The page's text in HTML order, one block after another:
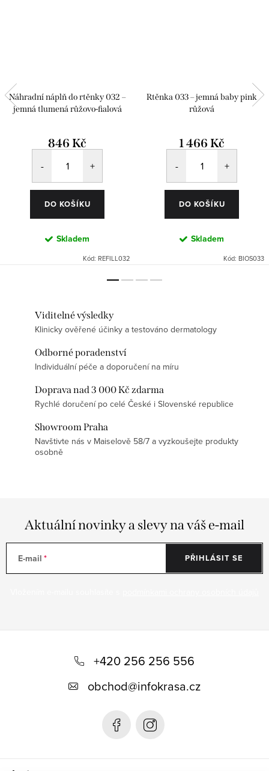
Náhradní náplň do rtěnky 032 –
jemná tlumená růžovo-fialová
846 Kč
DO KOŠÍKU
Skladem
Kód: REFILL032
Rtěnka 033 – jemná baby pink
růžová
1 466 Kč
DO KOŠÍKU
Skladem
Kód: BIOS033
Viditelné výsledky
Klinicky ověřené účinky a testováno dermatology
Odborné poradenství
Individuální péče a doporučení na míru
Doprava nad 3 000 Kč zdarma
Rychlé doručení po celé České i Slovenské republice
Showroom Praha
Navštivte nás v Maiselově 58/7 a vyzkoušejte produkty
osobně
Aktuální novinky a slevy na váš e-mail
E-mail PŘIHLÁSIT SE
+420 256 256 556
obchod@infokrasa.cz